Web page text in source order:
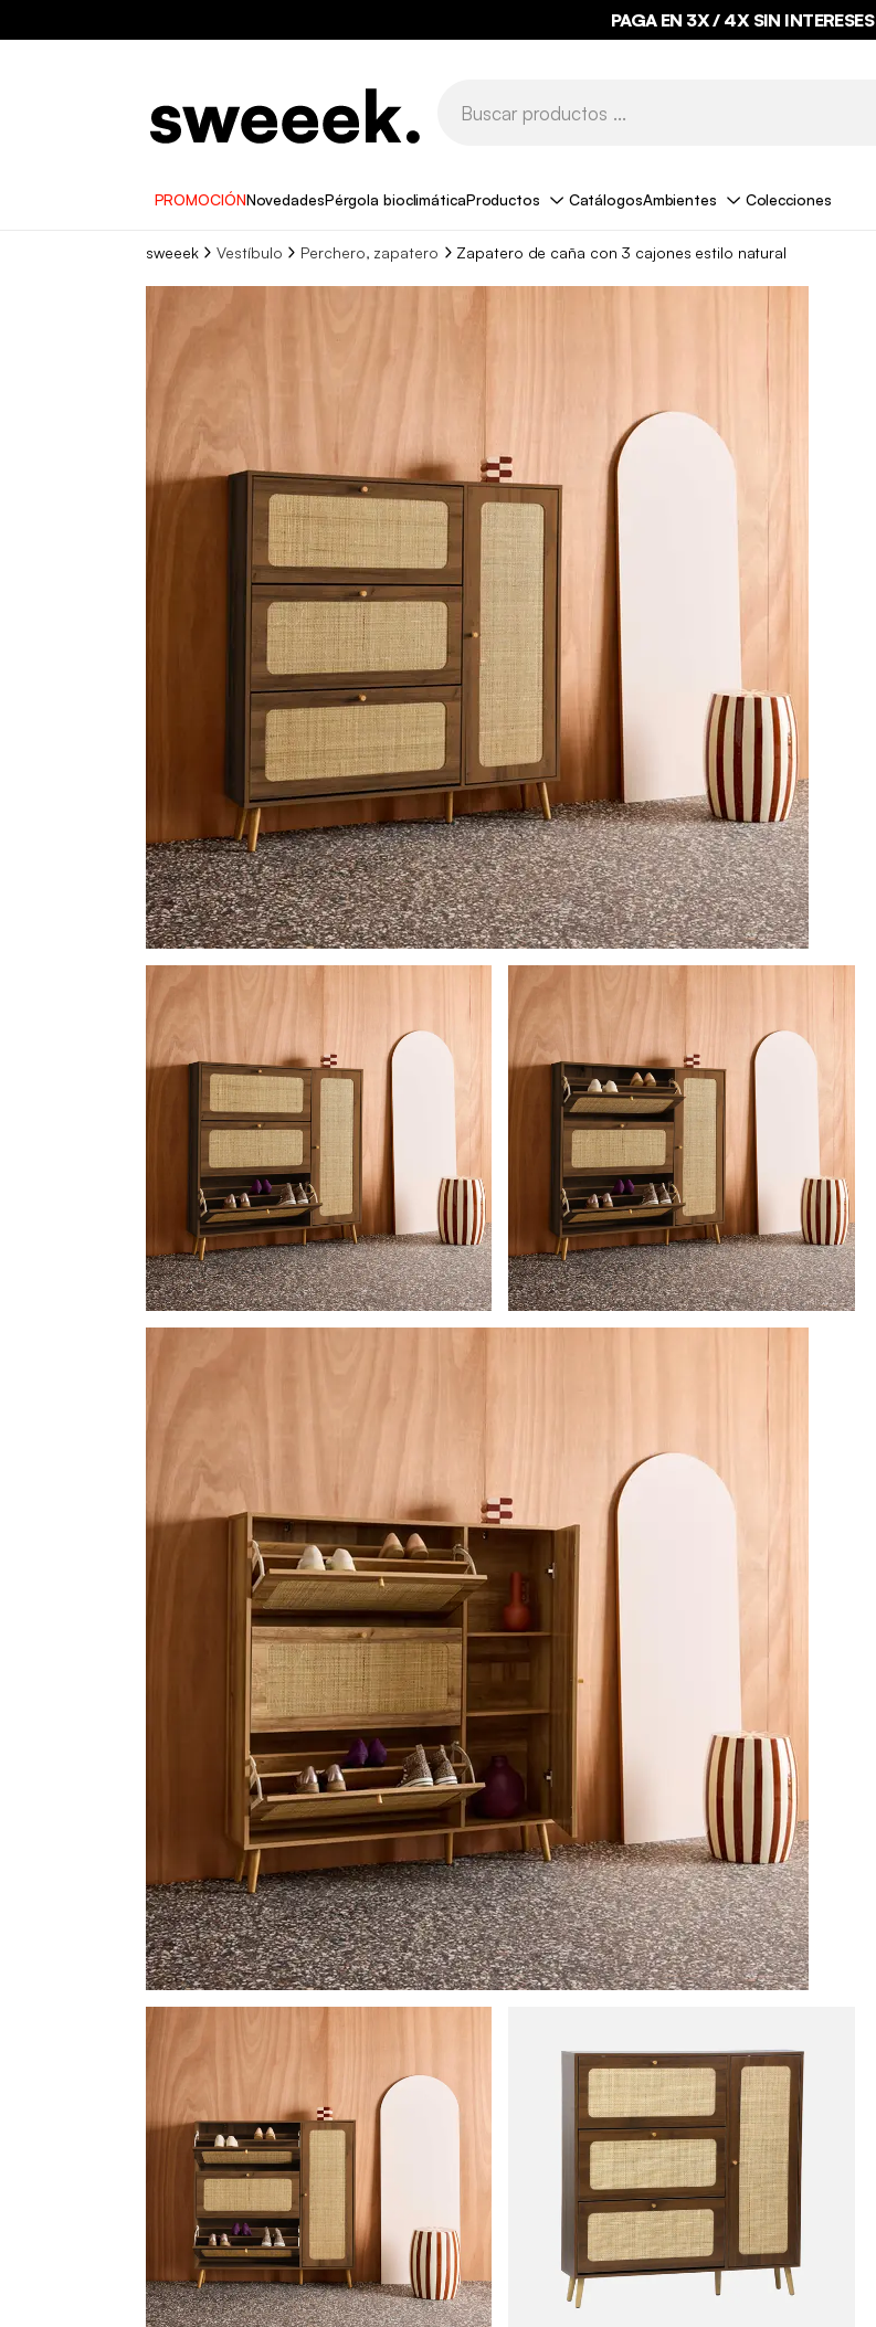
PAGA EN 3X / 4X SIN INTERESES
PROMOCIÓNNovedadesPérgola bioclimáticaProductos CatálogosAmbientes Colecciones
sweeek Vestíbulo Perchero, zapatero Zapatero de caña con 3 cajones estilo natural